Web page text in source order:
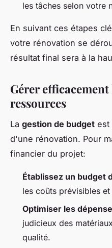
les tâches selon votre
En suivant ces étapes
votre rénovation se
résultat final sera à la
Gérer
ressources
La gestion de budget est
d'une rénovation. Pour
financier du projet:
Établissez un budget
les coûts prévisibles
Optimiser les
judicieux des
qualité.